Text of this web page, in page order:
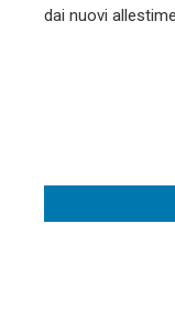
dai nuovi